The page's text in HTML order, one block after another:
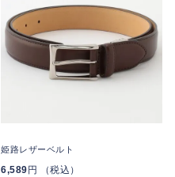
姫路レザーベルト
6,589 円 （税込）